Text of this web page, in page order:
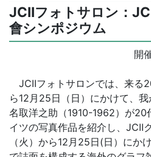
JCIIフォトサロン：
會シンポジウム
開
JCIIフォトサロンでは、来る
ら12月25日（日）にかけて、
名取洋之助（1910-1962）が20
イツの写真作品を紹介し、JCII
（火）から12月25日(日）にか